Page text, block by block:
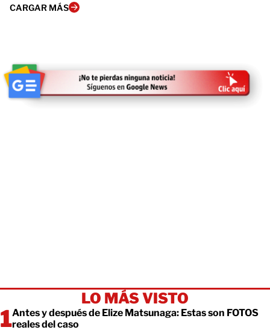
CARGAR MÁS
LO MÁS VISTO
Antes y después de Elize Matsunaga: Estas son FOTOS
reales del caso